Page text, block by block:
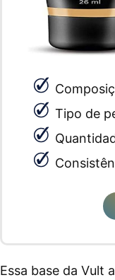
Tipo de
Essa base da Vult